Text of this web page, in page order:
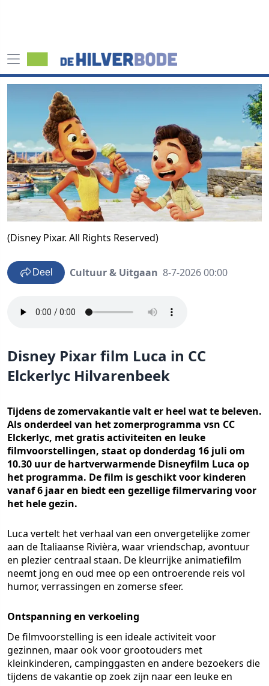
(Disney Pixar. All Rights Reserved)
Deel Cultuur & Uitgaan 8-7-2026 00:00
Disney Pixar film Luca in CC
Elckerlyc Hilvarenbeek
Tijdens de zomervakantie valt er heel wat te beleven.
Als onderdeel van het zomerprogramma vsn CC
Elckerlyc, met gratis activiteiten en leuke
filmvoorstellingen, staat op donderdag 16 juli om
10.30 uur de hartverwarmende Disneyfilm Luca op
het programma. De film is geschikt voor kinderen
vanaf 6 jaar en biedt een gezellige filmervaring voor
het hele gezin.
Luca vertelt het verhaal van een onvergetelijke zomer
aan de Italiaanse Rivièra, waar vriendschap, avontuur
en plezier centraal staan. De kleurrijke animatiefilm
neemt jong en oud mee op een ontroerende reis vol
humor, verrassingen en zomerse sfeer.
Ontspanning en verkoeling
De filmvoorstelling is een ideale activiteit voor
gezinnen, maar ook voor grootouders met
kleinkinderen, campinggasten en andere bezoekers die
tijdens de vakantie op zoek zijn naar een leuke en